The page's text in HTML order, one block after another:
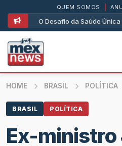
O Desafio da Saúde Única
QUEM SOMOS
HOME BRASIL POLÍTICA
BRASIL POLÍTICA
Ex-ministro